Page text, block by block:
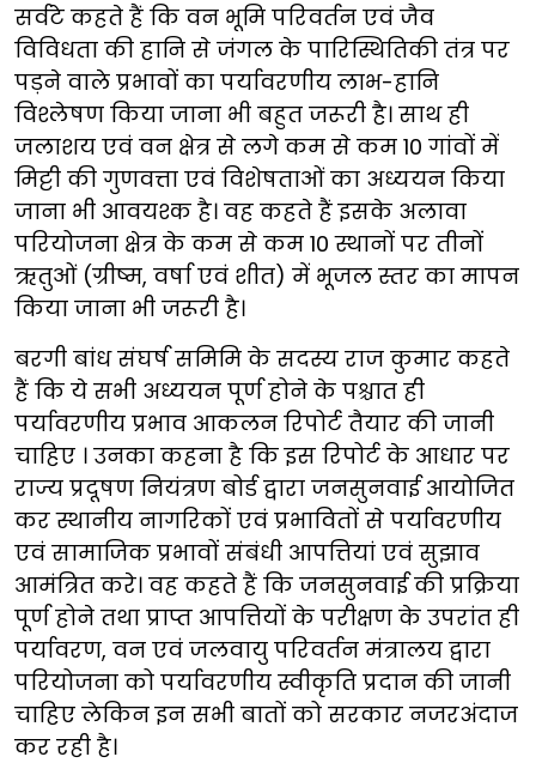
सर्वटे कहते हैं कि वन भूमि परिवर्तन एवं जैव
विविधता की हानि से जंगल के पारिस्थितिकी तंत्र पर
पड़ने वाले प्रभावों का पर्यावरणीय लाभ-हानि
विश्लेषण किया जाना भी बहुत जरूरी है। साथ ही
जलाशय एवं वन क्षेत्र से लगे कम से कम 10 गांवों में
मिट्टी की गुणवत्ता एवं विशेषताओं का अध्ययन किया
जाना भी आवयश्क है। वह कहते हैं इसके अलावा
परियोजना क्षेत्र के कम से कम 10 स्थानों पर तीनों
ऋतुओं (ग्रीष्म, वर्षा एवं शीत) में भूजल स्तर का मापन
किया जाना भी जरूरी है।
बरगी बांध संघर्ष समिमि के सदस्य राज कुमार कहते
हैं कि ये सभी अध्ययन पूर्ण होने के पश्चात ही
पर्यावरणीय प्रभाव आकलन रिपोर्ट तैयार की जानी
चाहिए । उनका कहना है कि इस रिपोर्ट के आधार पर
राज्य प्रदूषण नियंत्रण बोर्ड द्वारा जनसुनवाई आयोजित
कर स्थानीय नागरिकों एवं प्रभावितों से पर्यावरणीय
एवं सामाजिक प्रभावों संबंधी आपत्तियां एवं सुझाव
आमंत्रित करे। वह कहते हैं कि जनसुनवाई की प्रक्रिया
पूर्ण होने तथा प्राप्त आपत्तियों के परीक्षण के उपरांत ही
पर्यावरण, वन एवं जलवायु परिवर्तन मंत्रालय द्वारा
परियोजना को पर्यावरणीय स्वीकृति प्रदान की जानी
चाहिए लेकिन इन सभी बातों को सरकार नजरअंदाज
कर रही है।